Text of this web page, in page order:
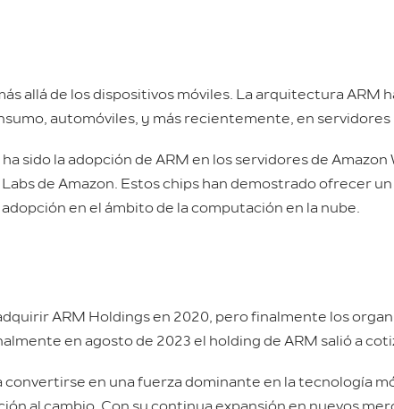
allá de los dispositivos móviles. La arquitectura ARM
automóviles, y más recientemente, en
sido la adopción de ARM en los servidores de Amazon
de Amazon. Estos chips han demostrado ofrecer
en el ámbito de la computación en la nube.
ARM Holdings en 2020, pero finalmente los
en agosto de 2023 el holding de ARM salió a
en una fuerza dominante en la tecnología